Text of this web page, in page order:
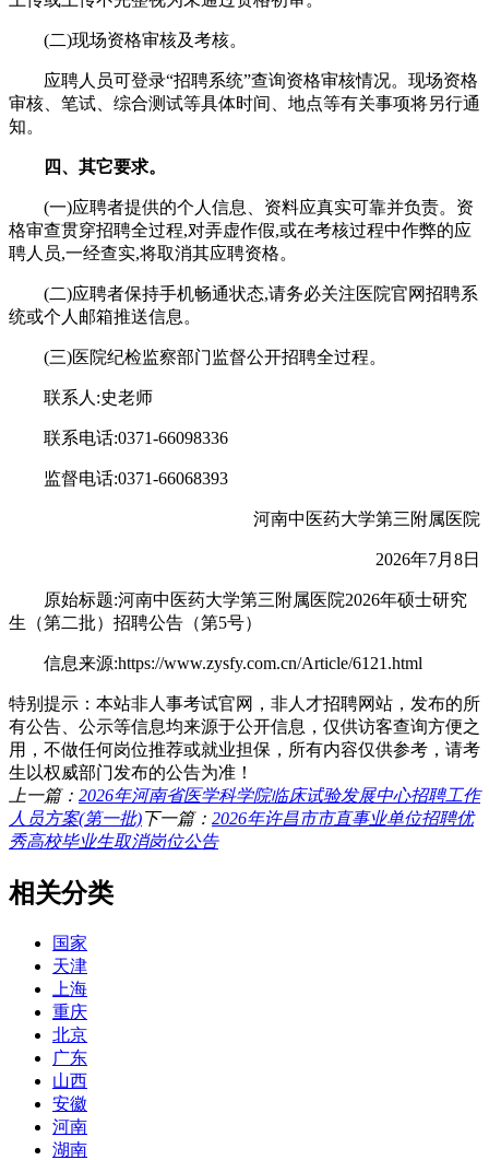
(二)现场资格审核及考核。
应聘人员可登录“招聘系统”查询资格审核情况。现场资格
审核、笔试、综合测试等具体时间、地点等有关事项将另行通
知。
四、其它要求。
(一)应聘者提供的个人信息、资料应真实可靠并负责。资
格审查贯穿招聘全过程,对弄虚作假,或在考核过程中作弊的应
聘人员,一经查实,将取消其应聘资格。
(二)应聘者保持手机畅通状态,请务必关注医院官网招聘系
统或个人邮箱推送信息。
(三)医院纪检监察部门监督公开招聘全过程。
联系人:史老师
联系电话:0371-66098336
监督电话:0371-66068393
河南中医药大学第三附属医院
2026年7月8日
原始标题:河南中医药大学第三附属医院2026年硕士研究
生（第二批）招聘公告（第5号）
信息来源:https://www.zysfy.com.cn/Article/6121.html
特别提示：本站非人事考试官网，非人才招聘网站，发布的所
有公告、公示等信息均来源于公开信息，仅供访客查询方便之
用，不做任何岗位推荐或就业担保，所有内容仅供参考，请考
生以权威部门发布的公告为准！
上一篇： 2026年河南省医学科学院临床试验发展中心招聘工作
人员方案(第一批)下一篇： 2026年许昌市市直事业单位招聘优
秀高校毕业生取消岗位公告
相关分类
国家
天津
上海
重庆
北京
广东
山西
安徽
河南
湖南